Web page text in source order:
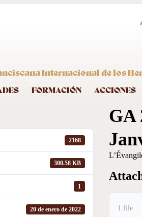
Internacional de los
FORMACIÓN ACCIONES
2168
300.58 KB
1
20 de enero de 2022
GA
1 file